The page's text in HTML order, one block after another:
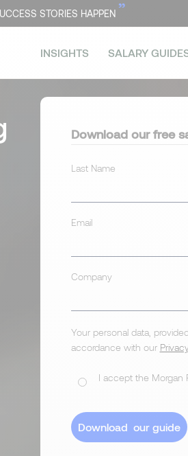
STORIES HAPPEN ”
INSIGHTS SALARY
Download our free
Last Name
Email
Company
Your personal data,
accordance with our
I accept the Morgan